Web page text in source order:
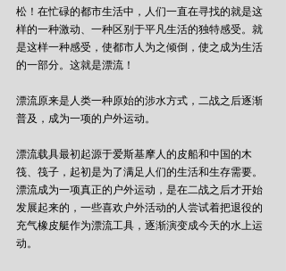
松！在忙碌的都市生活中，人们一直在寻找的就是这
样的一种激动、一种区别于平凡生活的独特感受。就
是这样一种感受，使都市人为之倾倒，使之成为生活
的一部分。这就是漂流！
漂流原来是人类一种原始的涉水方式，二战之后逐渐
普及，成为一项的户外运动。
漂流载具最初起源于爱斯基摩人的皮船和中国的木
筏、筏子，起初是为了满足人们的生活和生存需要。
漂流成为一项真正的户外运动，是在二战之后才开始
发展起来的，一些喜欢户外活动的人尝试着把退役的
充气橡皮艇作为漂流工具，逐渐演变成今天的水上运
动。